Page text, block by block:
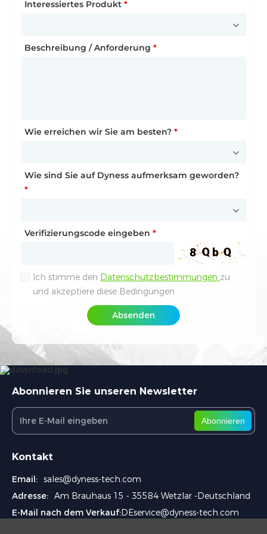
Absenden
Interessiertes Produkt *
Beschreibung / Anforderung *
Wie erreichen wir Sie am besten? *
Wie sind Sie auf Dyness aufmerksam geworden?
*
Verifizierungscode eingeben *
Ich stimme den Datenschutzbestimmungen zu
und akzeptiere diese Bedingungen
Absenden
Absenden
Abonnieren Sie unseren Newsletter
Abonnieren
Kontakt
Email: sales@dyness-tech.com
Adresse: Am Brauhaus 15 - 35584 Wetzlar -Deutschland
E-Mail nach dem Verkauf:DEservice@dyness-tech.com